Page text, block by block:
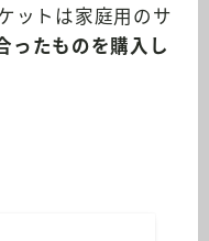
ットは家庭用のサ
ったものを購入し